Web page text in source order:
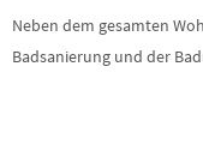
Neben dem gesamten
Badsanierung und der